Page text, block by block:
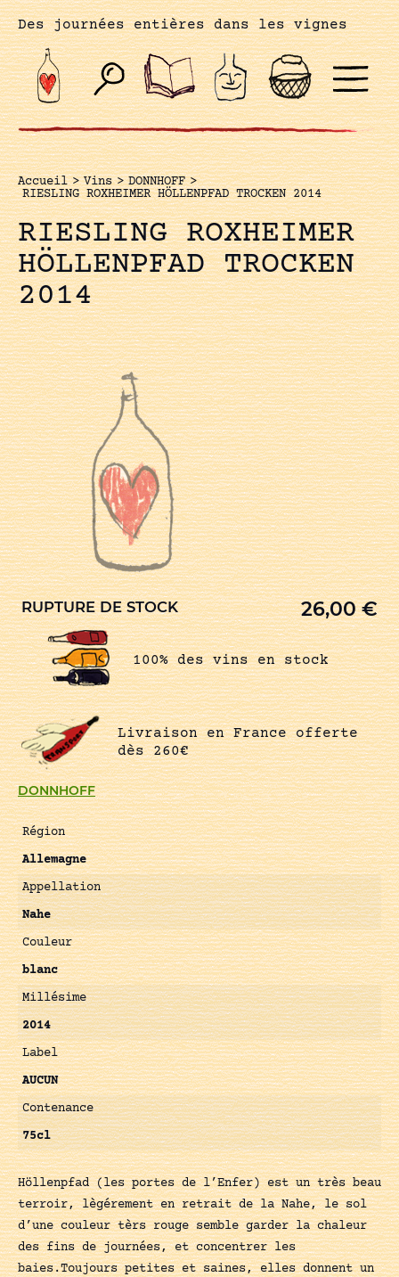
Des journées entières dans les vignes
Accueil > Vins > DONNHOFF >
RIESLING ROXHEIMER HÖLLENPFAD TROCKEN 2014
RIESLING ROXHEIMER
HÖLLENPFAD TROCKEN
2014
DONNHOFF
Région
Allemagne
Appellation
Nahe
Couleur
blanc
Millésime
2014
Label
AUCUN
Contenance
75cl
Höllenpfad (les portes de l’Enfer) est un très beau
terroir, lègérement en retrait de la Nahe, le sol
d’une couleur tèrs rouge semble garder la chaleur
des fins de journées, et concentrer les
baies.Toujours petites et saines, elles donnent un
RUPTURE DE STOCK 26,00€
100% des vins en stock
Livraison en France offerte
dès 260€